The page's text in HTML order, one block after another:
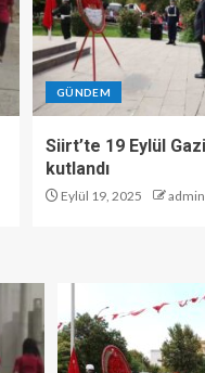
GÜNDEM
Siirt’te 19 Eylül
kutlandı
Eylül 19, 2025 admin